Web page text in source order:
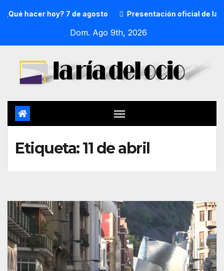
hacer hoy? 7 de agosto Presentación oficial de la
Dom. Ago 9th, 2026
Etiqueta:11 de abril